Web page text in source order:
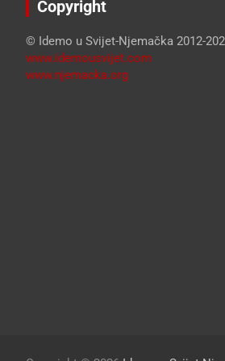
Copyright
© Idemo u Svijet-Njemačka 2012-
www.idemousvijet.com
www.njemacka.org